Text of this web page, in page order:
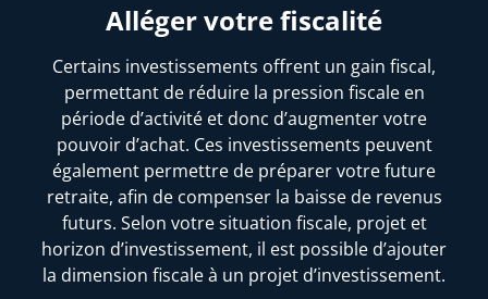
Alléger votre fiscalité
Certains investissements offrent un gain fiscal,
permettant de réduire la pression fiscale en
période d’activité et donc d’augmenter votre
pouvoir d’achat. Ces investissements peuvent
également permettre de préparer votre future
retraite, afin de compenser la baisse de revenus
futurs. Selon votre situation fiscale, projet et
horizon d’investissement, il est possible d’ajouter
la dimension fiscale à un projet d’investissement.